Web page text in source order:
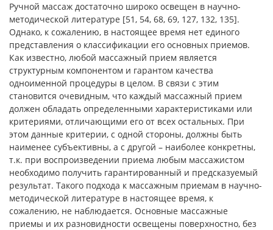
Ручной массаж достаточно широко освещен в научно-
методической литературе [51, 54, 68, 69, 127, 132, 135].
Однако, к сожалению, в настоящее время нет единого
представления о классификации его основных приемов.
Как известно, любой массажный прием является
структурным компонентом и гарантом качества
одноименной процедуры в целом. В связи с этим
становится очевидным, что каждый массажный прием
должен обладать определенными характеристиками или
критериями, отличающими его от всех остальных. При
этом данные критерии, с одной стороны, должны быть
наименее субъективны, а с другой – наиболее конкретны,
т.к. при воспроизведении приема любым массажистом
необходимо получить гарантированный и предсказуемый
результат. Такого подхода к массажным приемам в научно-
методической литературе в настоящее время, к
сожалению, не наблюдается. Основные массажные
приемы и их разновидности освещены поверхностно, без